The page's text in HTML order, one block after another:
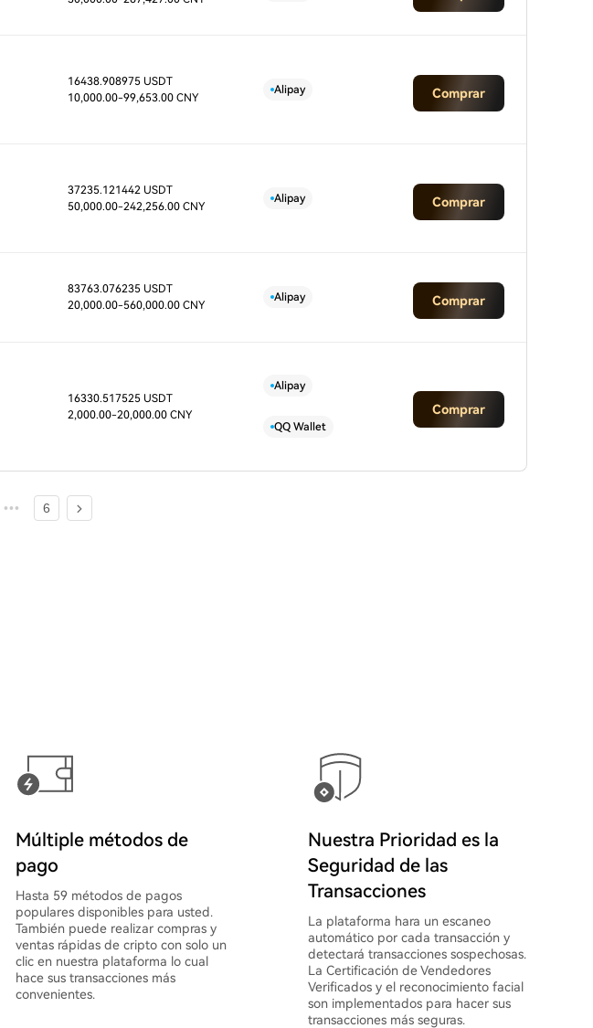
16438.908975 USDT
10,000.00-99,653.00 CNY
Alipay Comprar
37235.121442 USDT
50,000.00-242,256.00 CNY
Alipay Comprar
83763.076235 USDT
20,000.00-560,000.00 CNY
Alipay Comprar
16330.517525 USDT
2,000.00-20,000.00 CNY
Alipay
QQ Wallet
Comprar
6
Múltiple métodos de
pago
Hasta 59 métodos de pagos
populares disponibles para usted.
También puede realizar compras y
ventas rápidas de cripto con solo un
clic en nuestra plataforma lo cual
hace sus transacciones más
convenientes.
Nuestra Prioridad es la
Seguridad de las
Transacciones
La plataforma hara un escaneo
automático por cada transacción y
detectará transacciones sospechosas.
La Certificación de Vendedores
Verificados y el reconocimiento facial
son implementados para hacer sus
transacciones más seguras.